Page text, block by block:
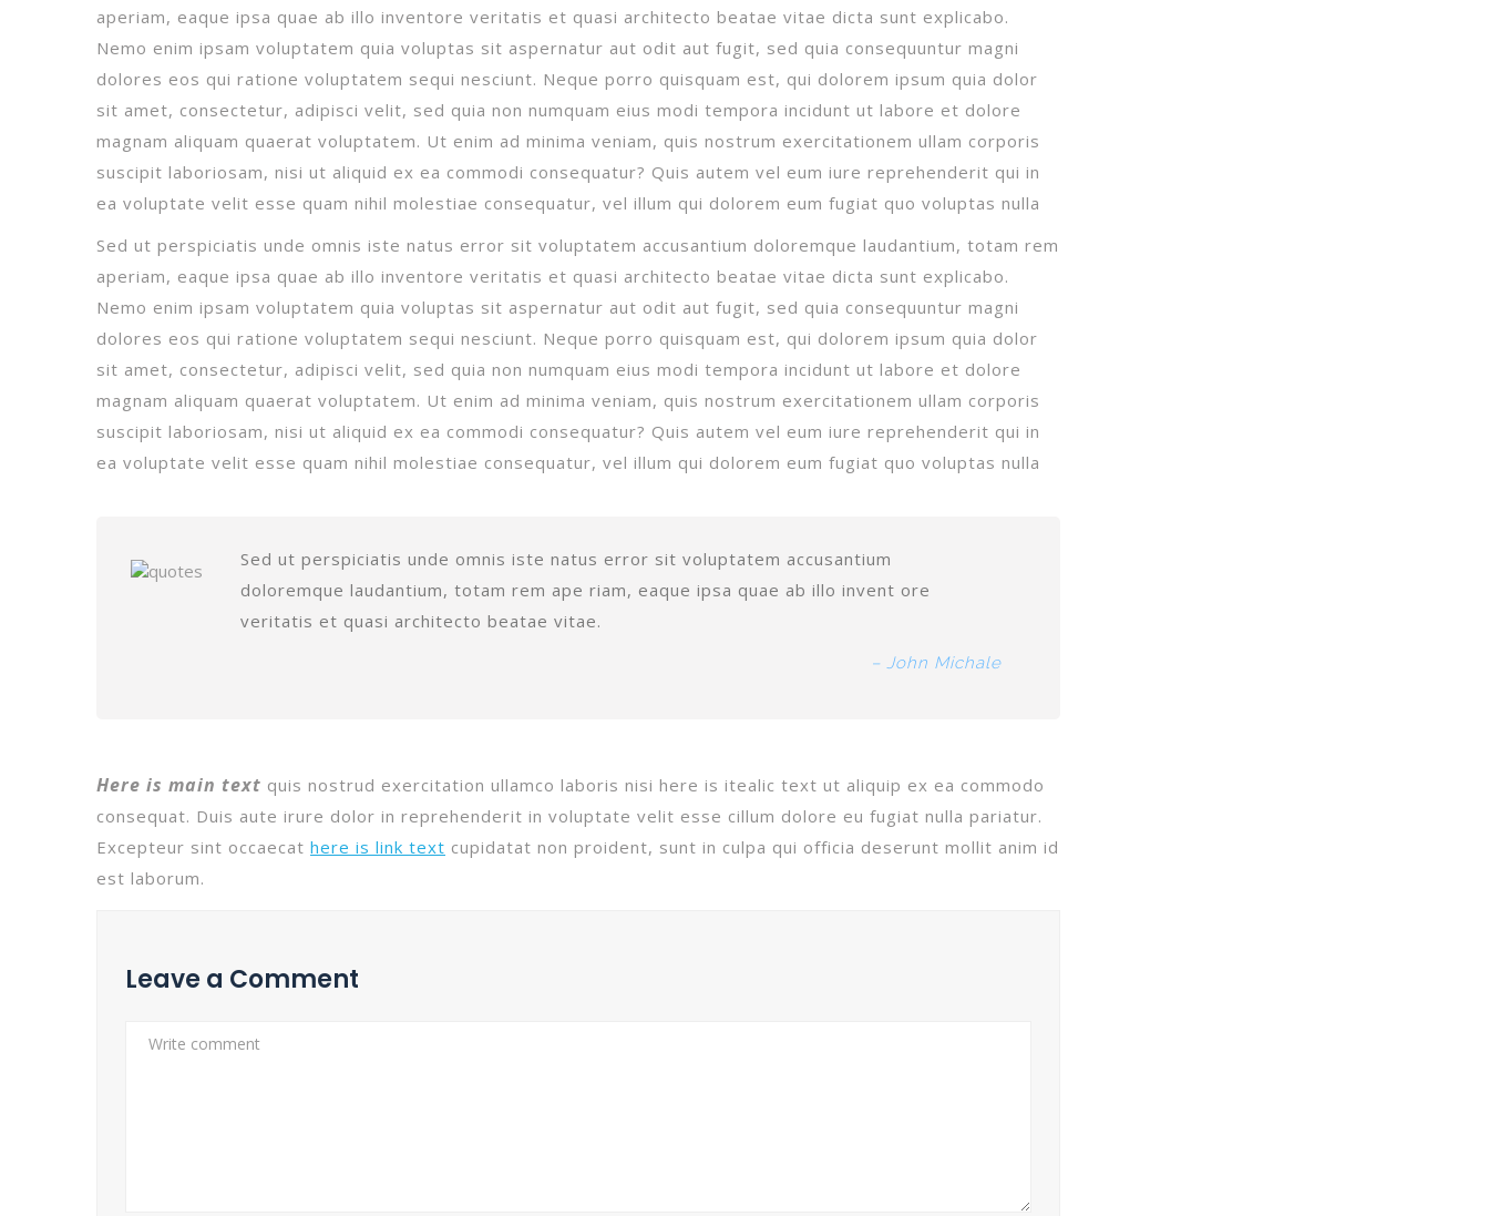
aperiam, eaque ipsa quae ab illo inventore veritatis et quasi architecto beatae vitae dicta sunt explicabo.
Nemo enim ipsam voluptatem quia voluptas sit aspernatur aut odit aut fugit, sed quia consequuntur magni
dolores eos qui ratione voluptatem sequi nesciunt. Neque porro quisquam est, qui dolorem ipsum quia dolor
sit amet, consectetur, adipisci velit, sed quia non numquam eius modi tempora incidunt ut labore et dolore
magnam aliquam quaerat voluptatem. Ut enim ad minima veniam, quis nostrum exercitationem ullam corporis
suscipit laboriosam, nisi ut aliquid ex ea commodi consequatur? Quis autem vel eum iure reprehenderit qui in
ea voluptate velit esse quam nihil molestiae consequatur, vel illum qui dolorem eum fugiat quo voluptas nulla
Sed ut perspiciatis unde omnis iste natus error sit voluptatem accusantium doloremque laudantium, totam rem
aperiam, eaque ipsa quae ab illo inventore veritatis et quasi architecto beatae vitae dicta sunt explicabo.
Nemo enim ipsam voluptatem quia voluptas sit aspernatur aut odit aut fugit, sed quia consequuntur magni
dolores eos qui ratione voluptatem sequi nesciunt. Neque porro quisquam est, qui dolorem ipsum quia dolor
sit amet, consectetur, adipisci velit, sed quia non numquam eius modi tempora incidunt ut labore et dolore
magnam aliquam quaerat voluptatem. Ut enim ad minima veniam, quis nostrum exercitationem ullam corporis
suscipit laboriosam, nisi ut aliquid ex ea commodi consequatur? Quis autem vel eum iure reprehenderit qui in
ea voluptate velit esse quam nihil molestiae consequatur, vel illum qui dolorem eum fugiat quo voluptas nulla
Sed ut perspiciatis unde omnis iste natus error sit voluptatem accusantium
doloremque laudantium, totam rem ape riam, eaque ipsa quae ab illo invent ore
veritatis et quasi architecto beatae vitae.
– John Michale
Here is main text quis nostrud exercitation ullamco laboris nisi here is itealic text ut aliquip ex ea commodo
consequat. Duis aute irure dolor in reprehenderit in voluptate velit esse cillum dolore eu fugiat nulla pariatur.
Excepteur sint occaecat here is link text cupidatat non proident, sunt in culpa qui officia deserunt mollit anim id
est laborum.
Leave a Comment